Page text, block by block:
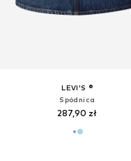
LEVI'S ®
Spódnica
287,90 zł